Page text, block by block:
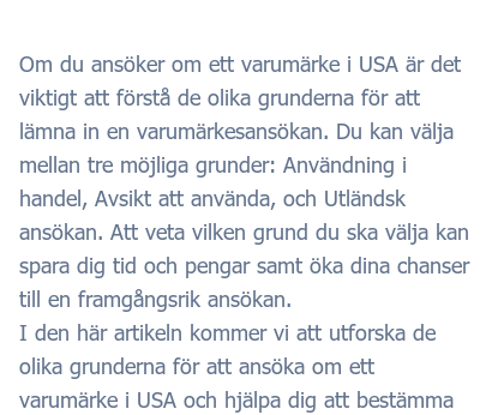
Om du ansöker om ett varumärke i USA är det
viktigt att förstå de olika grunderna för att
lämna in en varumärkesansökan. Du kan välja
mellan tre möjliga grunder: Användning i
handel, Avsikt att använda, och Utländsk
ansökan. Att veta vilken grund du ska välja kan
spara dig tid och pengar samt öka dina chanser
till en framgångsrik ansökan.
I den här artikeln kommer vi att utforska de
olika grunderna för att ansöka om ett
varumärke i USA och hjälpa dig att bestämma